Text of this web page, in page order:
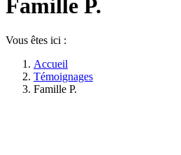
Famille P.
Vous êtes ici :
Accueil
Témoignages
Famille P.